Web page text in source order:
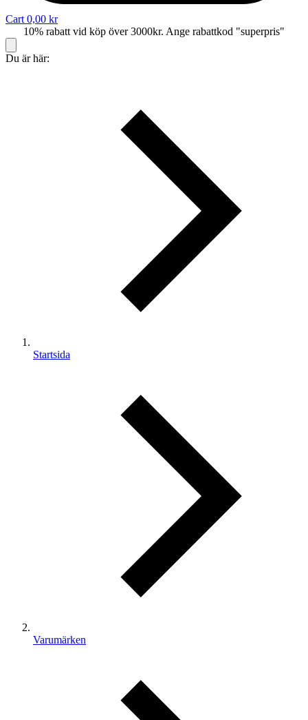
Cart 0,00 kr
10% rabatt vid köp över 3000kr. Ange rabattkod "superpris"
Du är här:
Startsida
Varumärken